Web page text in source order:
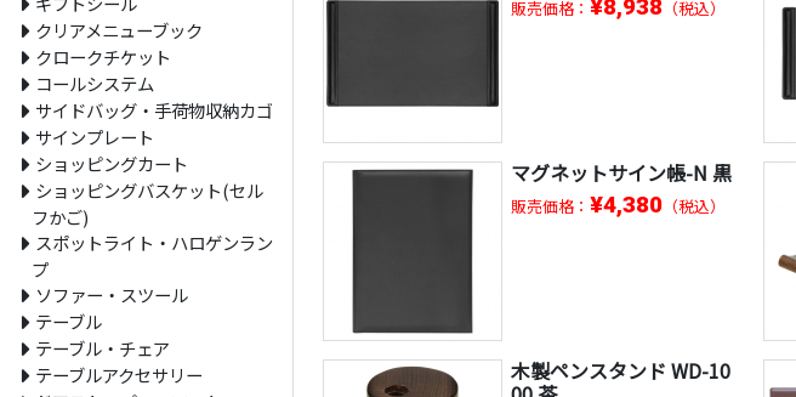
販売価格： ¥8,938 （税込）
マグネットサイン帳-N 黒
販売価格： ¥4,380 （税込）
木製ペンスタンド WD-10
クリアメニューブック
クロークチケット
コールシステム
サイドバッグ・手荷物収納カゴ
サインプレート
ショッピングカート
ショッピングバスケット(セル
フかご)
スポットライト・ハロゲンラン
プ
ソファー・スツール
テーブル
テーブル・チェア
テーブルアクセサリー